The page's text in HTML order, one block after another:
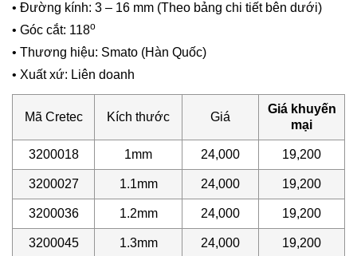
• Đường kính: 3 – 16 mm (Theo bảng chi tiết bên dưới)
• Góc cắt: 118o
• Thương hiệu: Smato (Hàn Quốc)
• Xuất xứ: Liên doanh
Mã Cretec Kích thước Giá
Giá khuyến
mại
3200018 1mm 24,000 19,200
3200027 1.1mm 24,000 19,200
3200036 1.2mm 24,000 19,200
3200045 1.3mm 24,000 19,200